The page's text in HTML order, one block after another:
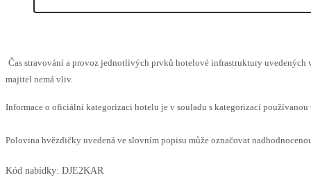
Čas stravování a provoz jednotlivých prvků hotelové infrastruktury uvedených
majitel nemá vliv.
Informace o oficiální kategorizaci hotelu je v souladu s kategorizací
Polovina hvězdičky uvedená ve slovním popisu může označovat
Kód nabídky: DJE2KAR